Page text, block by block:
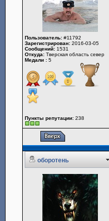
Пользователь: #11792
Зарегистрирован: 2016-03-05
Сообщений: 1531
Откуда: Тверская область север
Медали : 5
Пункты репутации: 238
оборотень